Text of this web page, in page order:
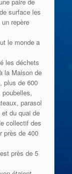
surface les
repère
le monde a
les déchets
la Maison de
plus de 600
poubelles,
parasol
du quai de
collectif des
près de 400
près de 5